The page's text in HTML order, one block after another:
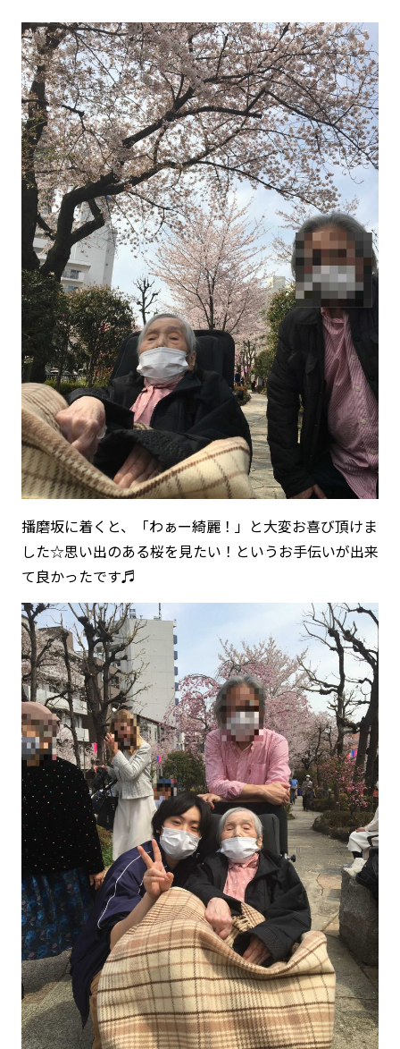
播磨坂に着くと、「わぁー綺麗！」と大変お喜び頂けま
した☆思い出のある桜を見たい！というお手伝いが出来
て良かったです♬